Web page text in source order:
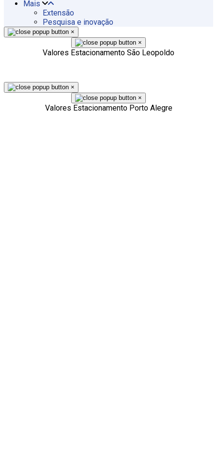
Mais
Extensão
Pesquisa e inovação
×
×
Valores Estacionamento São Leopoldo
×
×
Valores Estacionamento Porto Alegre